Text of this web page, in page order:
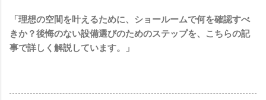
「理想の空間を叶えるために、ショールームで何を確認すべ
きか？後悔のない設備選びのためのステップを、こちらの記
事で詳しく解説しています。」